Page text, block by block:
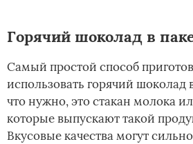
Горячий шоколад в
Самый простой способ
использовать горячий шоколад
что нужно, это стакан молока
которые выпускают такой
Вкусовые качества могут